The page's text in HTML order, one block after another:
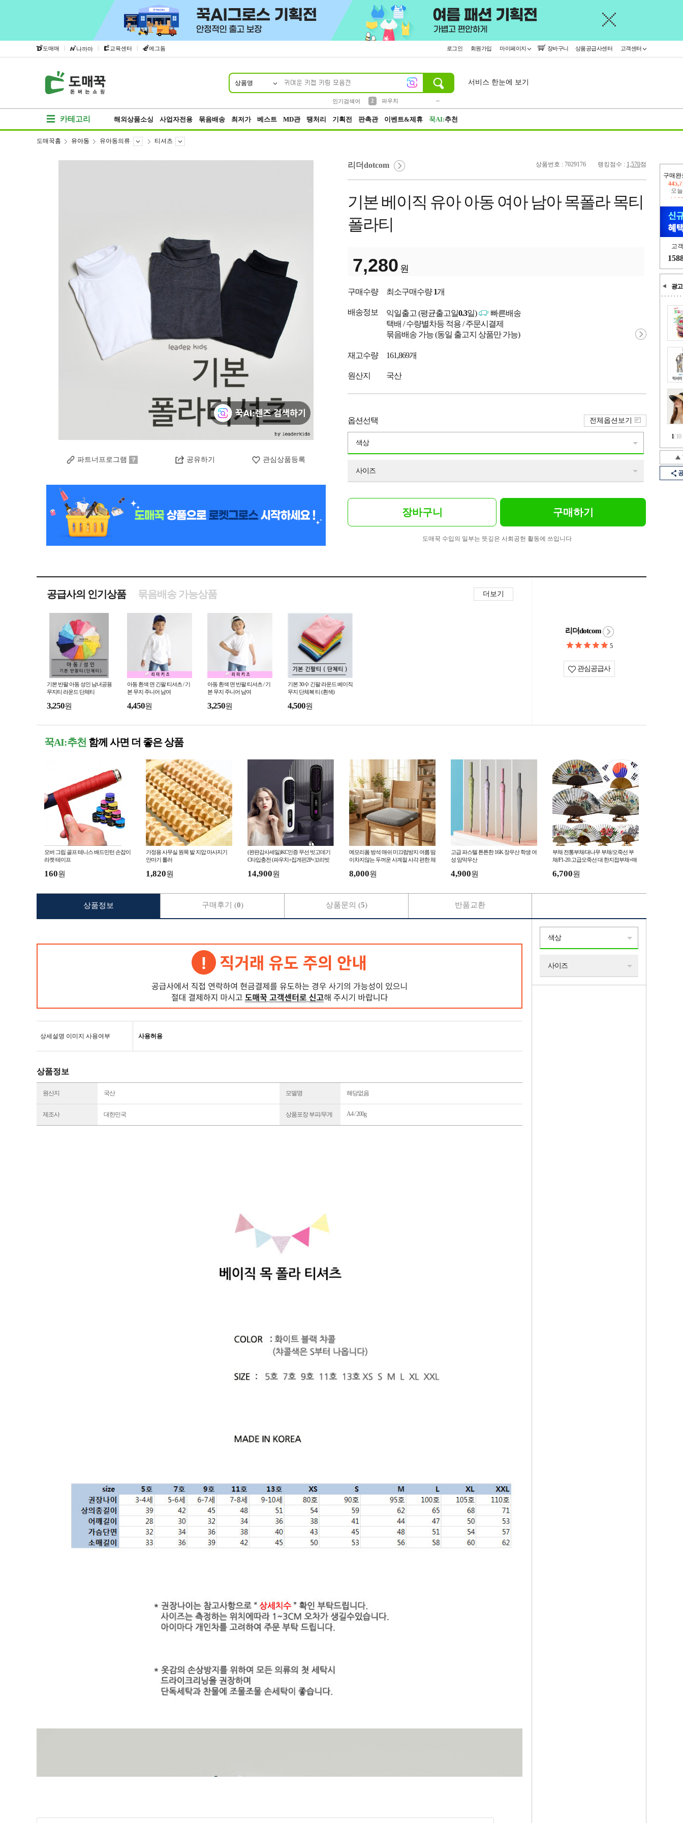
도매매 | 나까마 | 교육센터 | 에그돔 로그인 회원가입 마이페이지 장바구니 상품공급사센터 고객센터
상품명
인기검색어
2
파우치
서비스 한눈에 보기
카테고리 해외상품소싱 사업자전용 묶음배송 최저가 베스트 MD관 땡처리 기획전 판촉관 이벤트&제휴 꾹AI:추천
구매완
오
고
광고
1/10
도매꾹홈 유아동 유아동의류 티셔츠
파트너프로그램 공유하기 관심상품등록
상품번호 : 7029176 랭킹점수 : 1,570점
리더dotcom
기본 베이직 유아 아동 여아 남아 목폴라 목티
폴라티
7,280 원
구매수량 최소구매수량1개
배송정보 익일출고 (평균출고일0.3일)
빠른배송
택배 / 수량별차등 적용 / 주문시결제
묶음배송 가능 (동일 출고지 상품만 가능)
재고수량 161,869개
원산지 국산
옵션선택
색상
사이즈
전체옵션보기
장바구니 구매하기
도매꾹 수입의 일부는 뜻깊은 사회공헌 활동에 쓰입니다
공급사의 인기상품 더보기
묶음배송 가능상품
기본 반팔 아동 성인 남녀공용
무지티 라운드 단체티
3,250원
아동 흰색 면 긴팔 티셔츠 / 기
본 무지 주니어 남여
4,450원
아동 흰색 면 반팔 티셔츠 / 기
본 무지 주니어 남여
3,250원
기본 30수 긴팔 라운드 베이직
무지 단체복 티 (흰색)
4,500원
리더dotcom
5
관심공급사
꾹AI:추천 함께 사면 더 좋은 상품
오버 그립 골프 테니스 배드민턴 손잡이
라켓 테이프
160원
가정용 사무실 원목 발 지압 마사지기
안마기 롤러
1,820원
(완판감사세일)KC인증 무선 빗고데기
C타입충전 (파우치+집게핀2P+꼬리빗
14,900원
메모리폼 방석 매쉬 미끄럼방지 여름 땀
이차지않는 두꺼운 사계절 사각 편한 체
8,000원
고급 파스텔 튼튼한 16K 장우산 학생 여
성 암막우산
4,900원
부채 전통부채/대나무 부채/오죽선 부
채/F1-20.고급오죽선 대 한지접부채+매
6,700원
상세설명 이미지 사용여부 사용허용
상품정보
원산지 국산 모델명 해당없음
제조사 대한민국 상품포장 부피/무게 A4 / 200g
상품정보 구매후기 (0) 상품문의 (5) 반품교환
색상
사이즈